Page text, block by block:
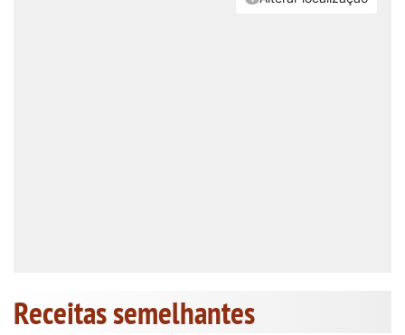
Receitas semelhantes